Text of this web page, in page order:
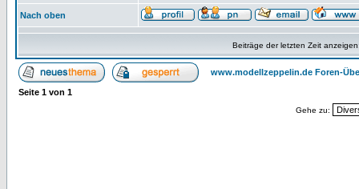
Nach oben
Beiträge der letzten Zeit
www.modellzeppelin.de Foren-
Seite 1 von 1
Gehe zu: